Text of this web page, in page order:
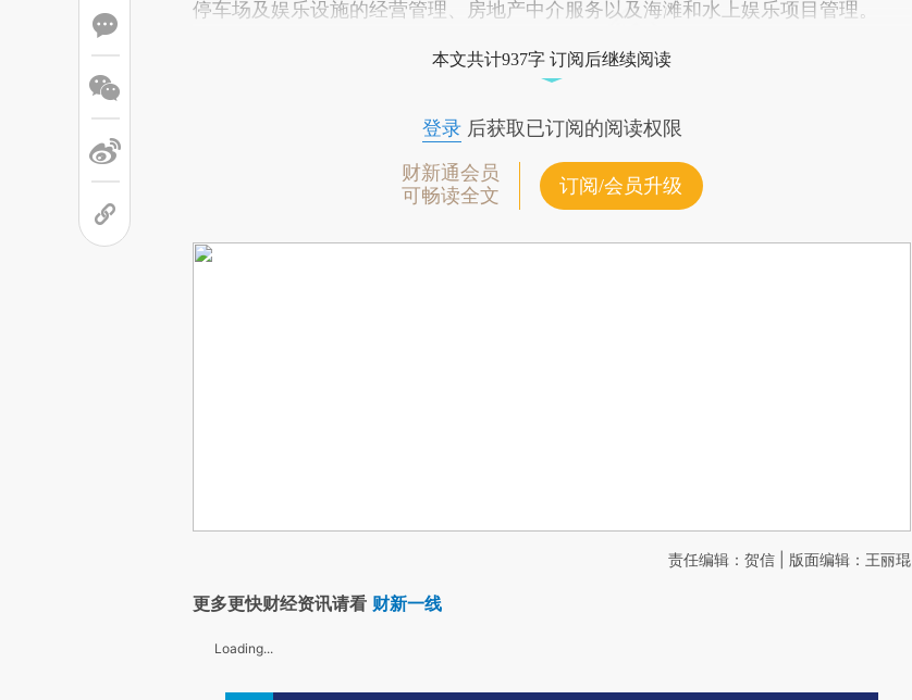
停车场及娱乐设施的经营管理、房地产中介服务以及海滩和水上娱乐项目管理。
本文共计937字 订阅后继续阅读
登录后获取已订阅的阅读权限
财新通会员
可畅读全文
订阅/会员升级
责任编辑：贺信 | 版面编辑：王丽琨
更多更快财经资讯请看 财新一线
Loading...